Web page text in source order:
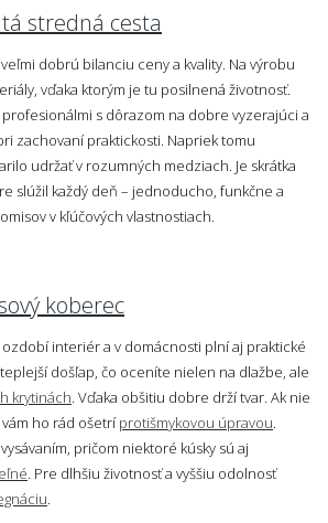
stredná cesta
dobrú bilanciu ceny a kvality. Na výrobu
vďaka ktorým je tu posilnená životnosť.
s dôrazom na dobre vyzerajúci a
zachovaní praktickosti. Napriek tomu
udržať v rozumných medziach. Je skrátka
slúžil každý deň – jednoducho, funkčne a
v kľúčových vlastnostiach.
koberec
interiér a v domácnosti plní aj praktické
došľap, čo oceníte nielen na dlažbe, ale
krytinách . Vďaka obšitiu dobre drží tvar. Ak nie
vám ho rád ošetríprotišmykovou úpravou
pričom niektoré kúsky sú aj
. Pre dlhšiu životnosť a vyššiu odolnosť